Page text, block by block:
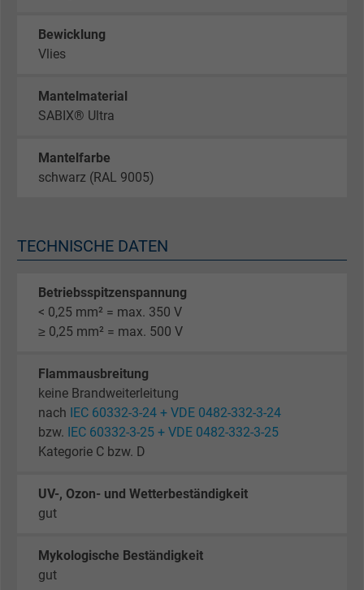
Bewicklung
Vlies
Mantelmaterial
SABIX® Ultra
Mantelfarbe
schwarz (RAL 9005)
TECHNISCHE DATEN
Betriebsspitzenspannung
< 0,25 mm² = max. 350 V
≥ 0,25 mm² = max. 500 V
Flammausbreitung
keine Brandweiterleitung
nach
IEC 60332-3-24 + VDE 0482-332-3-24
bzw.
IEC 60332-3-25 + VDE 0482-332-3-25
Kategorie C bzw. D
UV-, Ozon- und Wetterbeständigkeit
gut
Mykologische Beständigkeit
gut